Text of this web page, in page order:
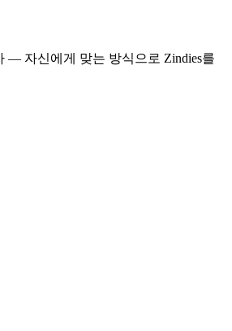
— 자신에게 맞는 방식으로 Zindies를